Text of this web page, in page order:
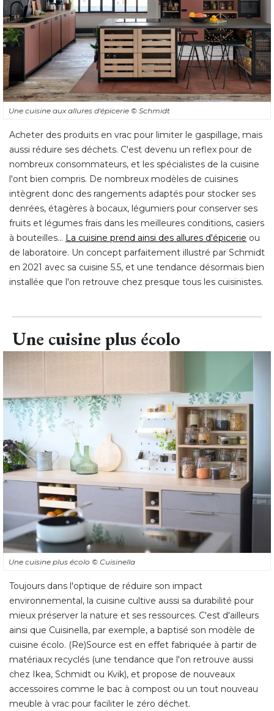
Une cuisine aux allures d'épicerie © Schmidt
Acheter des produits en vrac pour limiter le gaspillage, mais
aussi réduire ses déchets. C'est devenu un reflex pour de
nombreux consommateurs, et les spécialistes de la cuisine
l'ont bien compris. De nombreux modèles de cuisines
intègrent donc des rangements adaptés pour stocker ses
denrées, étagères à bocaux, légumiers pour conserver ses
fruits et légumes frais dans les meilleures conditions, casiers
à bouteilles... La cuisine prend ainsi des allures d'épicerie ou
de laboratoire. Un concept parfaitement illustré par Schmidt
en 2021 avec sa cuisine 5.5, et une tendance désormais bien
installée que l'on retrouve chez presque tous les cuisinistes.
Une cuisine plus écolo
Une cuisine plus écolo © Cuisinella
Toujours dans l'optique de réduire son impact
environnemental, la cuisine cultive aussi sa durabilité pour
mieux préserver la nature et ses ressources. C'est d'ailleurs
ainsi que Cuisinella, par exemple, a baptisé son modèle de
cuisine écolo. (Re)Source est en effet fabriquée à partir de
matériaux recyclés (une tendance que l'on retrouve aussi
chez Ikea, Schmidt ou Kvik), et propose de nouveaux
accessoires comme le bac à compost ou un tout nouveau
meuble à vrac pour faciliter le zéro déchet.